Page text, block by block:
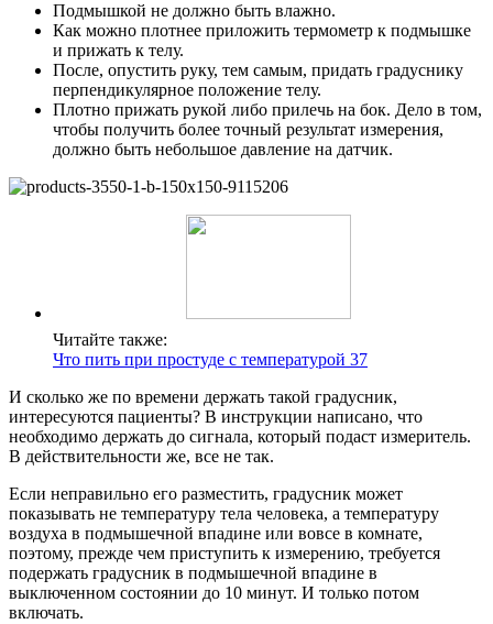
Подмышкой не должно быть влажно.
Как можно плотнее приложить термометр к подмышке
и прижать к телу.
После, опустить руку, тем самым, придать градуснику
перпендикулярное положение телу.
Плотно прижать рукой либо прилечь на бок. Дело в том,
чтобы получить более точный результат измерения,
должно быть небольшое давление на датчик.
Читайте также:
Что пить при простуде с температурой 37
И сколько же по времени держать такой градусник,
интересуются пациенты? В инструкции написано, что
необходимо держать до сигнала, который подаст измеритель.
В действительности же, все не так.
Если неправильно его разместить, градусник может
показывать не температуру тела человека, а температуру
воздуха в подмышечной впадине или вовсе в комнате,
поэтому, прежде чем приступить к измерению, требуется
подержать градусник в подмышечной впадине в
выключенном состоянии до 10 минут. И только потом
включать.